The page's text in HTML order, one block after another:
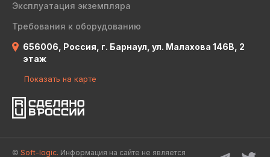
Эксплуатация экземпляра
Требования к оборудованию
656006, Россия, г. Барнаул, ул. Малахова 146В, 2
этаж
Показать на карте
© Soft-logic. Информация на сайте не является